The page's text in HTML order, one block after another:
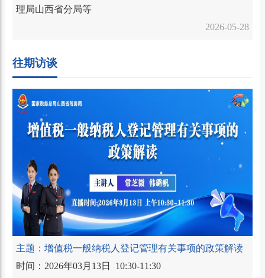
理局山西省分局等
2026-05-28
往期访谈
主题：增值税一般纳税人登记管理有关事项的政策解读
时间：2026年03月13日 10:30-11:30